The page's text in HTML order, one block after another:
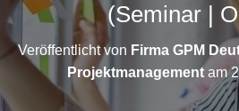
(Seminar |
Veröffentlicht von Firma GPM
Projektmanagement am